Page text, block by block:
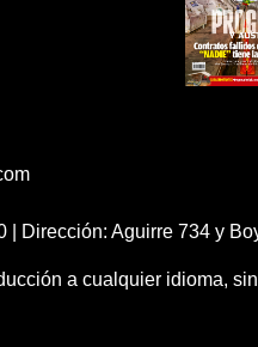
| Dirección: Aguirre 734 y
a cualquier idioma,